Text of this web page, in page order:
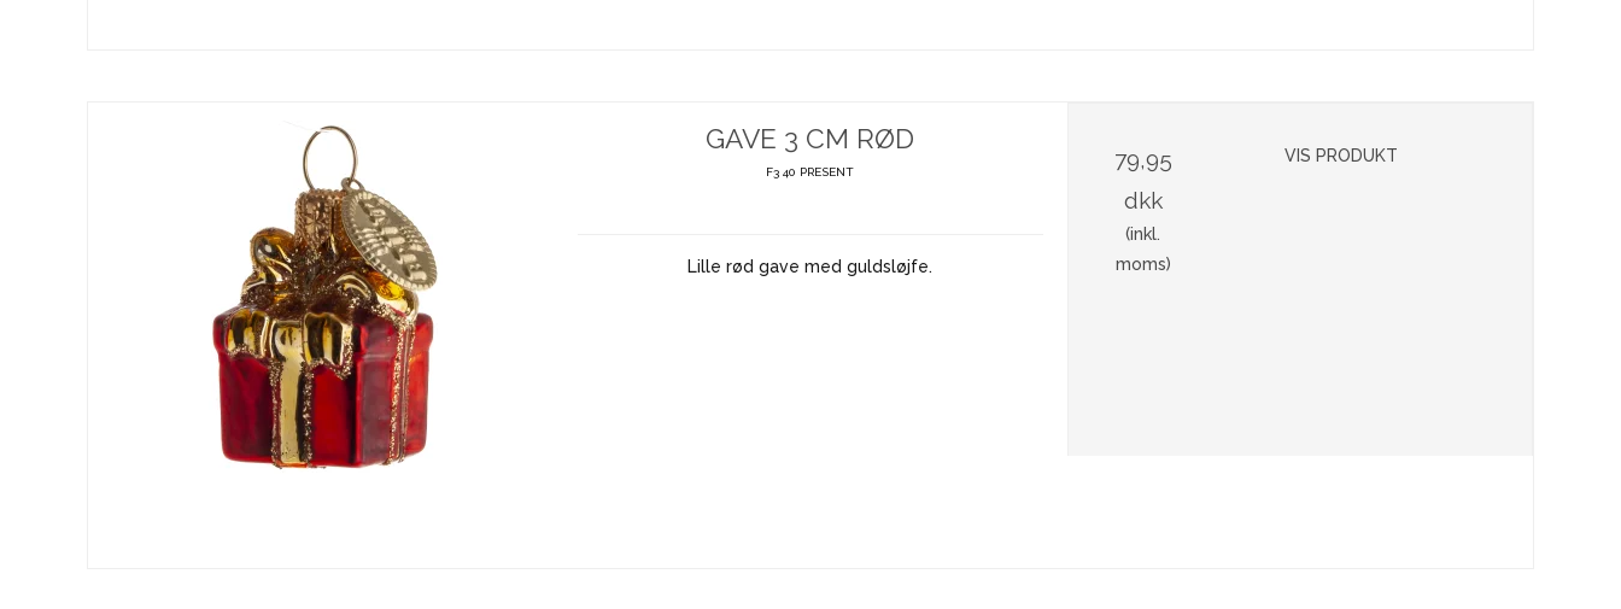
GAVE 3 CM RØD
F3 40 PRESENT
Lille rød gave med guldsløjfe.
79,95
dkk
(inkl.
moms)
VIS PRODUKT